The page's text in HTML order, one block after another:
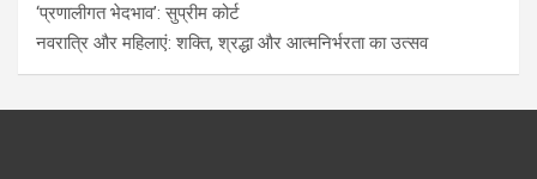
‘प्रणालीगत भेदभाव’: सुप्रीम कोर्ट
नवरात्रि और महिलाएं: शक्ति, श्रद्धा और आत्मनिर्भरता का उत्सव